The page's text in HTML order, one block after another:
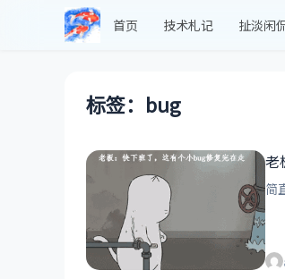
首页 技术札记 扯淡闲
标签：bug
老
简